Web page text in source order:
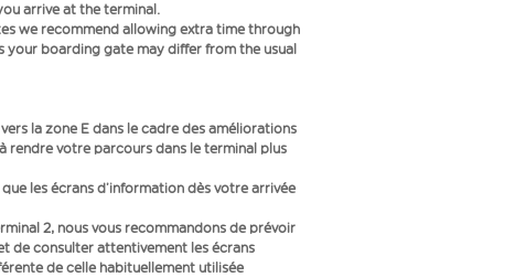
arrive at the terminal.
we recommend allowing extra time through
your boarding gate may differ from the usual
la zone E dans le cadre des améliorations
rendre votre parcours dans le terminal plus
les écrans d’information dès votre arrivée
2, nous vous recommandons de prévoir
de consulter attentivement les écrans
de celle habituellement utilisée